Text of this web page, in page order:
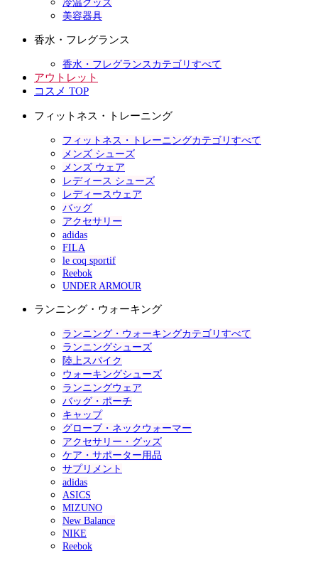
冷温グッズ
美容器具
香水・フレグランス
香水・フレグランスカテゴリすべて
アウトレット
コスメ TOP
フィットネス・トレーニング
フィットネス・トレーニングカテゴリすべて
メンズ シューズ
メンズ ウェア
レディース シューズ
レディースウェア
バッグ
アクセサリー
adidas
FILA
le coq sportif
Reebok
UNDER ARMOUR
ランニング・ウォーキング
ランニング・ウォーキングカテゴリすべて
ランニングシューズ
陸上スパイク
ウォーキングシューズ
ランニングウェア
バッグ・ポーチ
キャップ
グローブ・ネックウォーマー
アクセサリー・グッズ
ケア・サポーター用品
サプリメント
adidas
ASICS
MIZUNO
New Balance
NIKE
Reebok